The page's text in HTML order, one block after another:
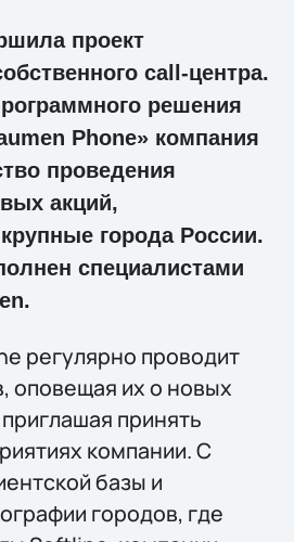
проект
call-центра.
решения
Phone» компания
проведения
акций,
города России.
специалистами
регулярно проводит
оповещая их о новых
принять
компании. С
базы и
городов, где